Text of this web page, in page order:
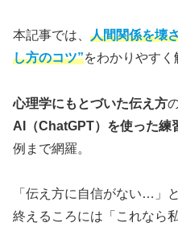
本記事では、 人間関係を壊
し方のコツ”をわかりやすく
心理学にもとづいた伝え方
AI（ChatGPT）を使った練
例まで網羅。
「伝え方に自信がない…」
終えるころには「これなら